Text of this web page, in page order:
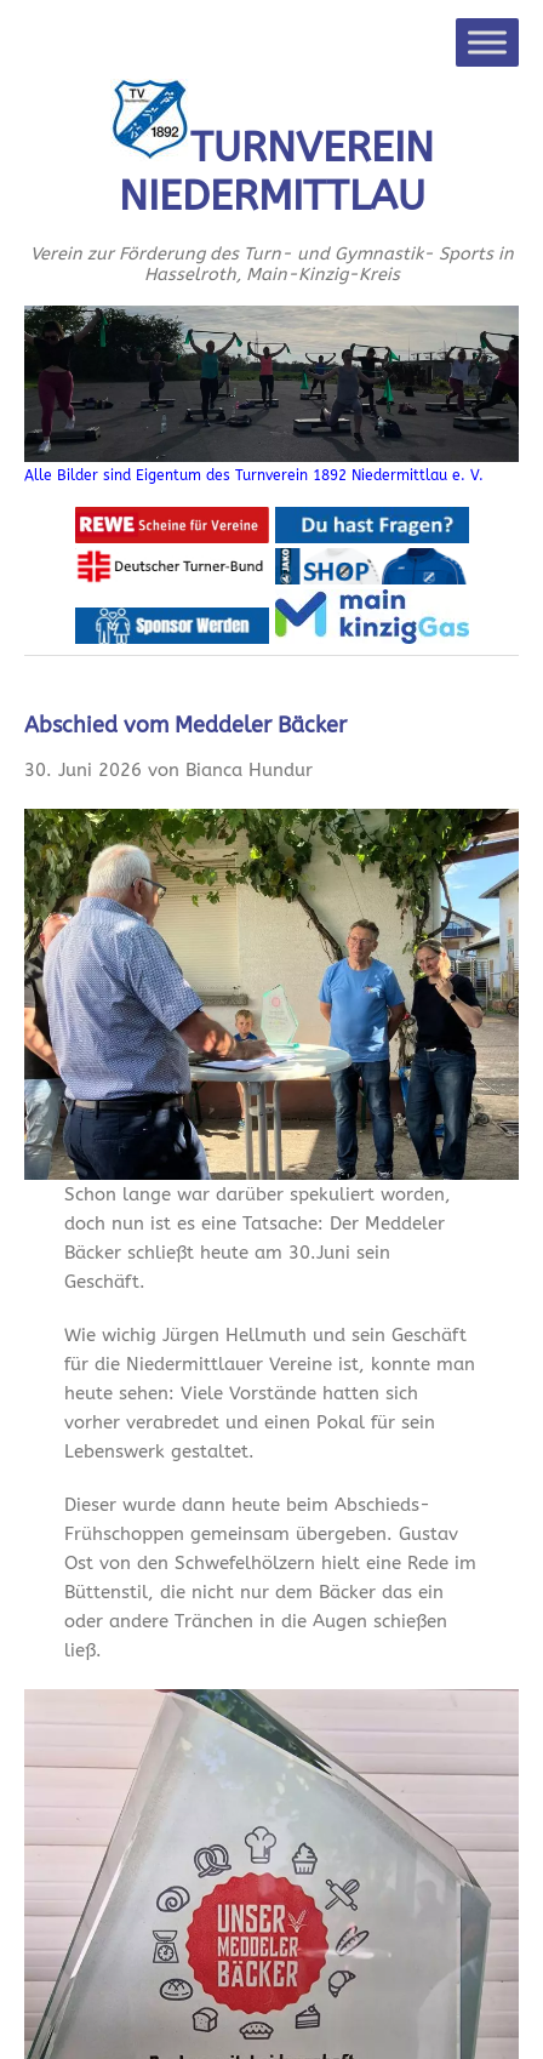
TURNVEREIN
NIEDERMITTLAU
Verein zur Förderung des Turn- und Gymnastik- Sports in
Hasselroth, Main-Kinzig-Kreis
Alle Bilder sind Eigentum des Turnverein 1892 Niedermittlau e. V.
Abschied vom Meddeler Bäcker
30. Juni 2026 von Bianca Hundur
Schon lange war darüber spekuliert worden,
doch nun ist es eine Tatsache: Der Meddeler
Bäcker schließt heute am 30.Juni sein
Geschäft.
Wie wichig Jürgen Hellmuth und sein Geschäft
für die Niedermittlauer Vereine ist, konnte man
heute sehen: Viele Vorstände hatten sich
vorher verabredet und einen Pokal für sein
Lebenswerk gestaltet.
Dieser wurde dann heute beim Abschieds-
Frühschoppen gemeinsam übergeben. Gustav
Ost von den Schwefelhölzern hielt eine Rede im
Büttenstil, die nicht nur dem Bäcker das ein
oder andere Tränchen in die Augen schießen
ließ.